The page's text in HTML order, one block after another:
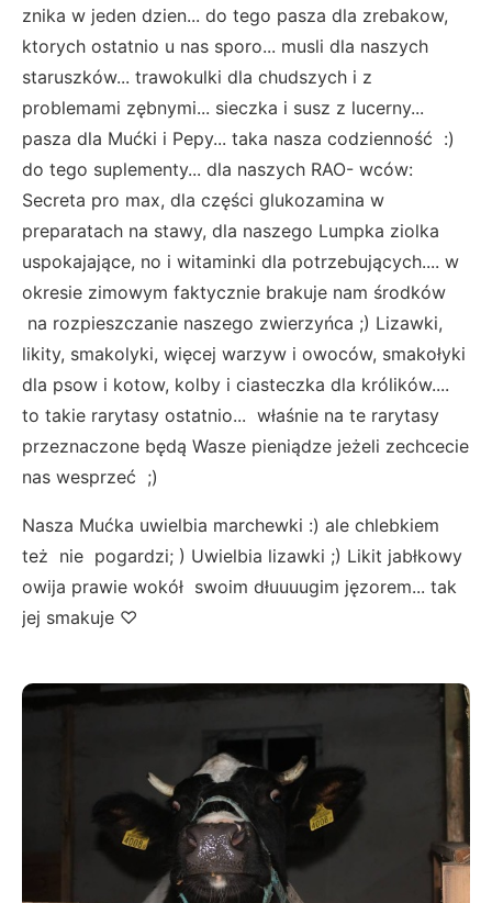
znika w jeden dzien... do tego pasza dla zrebakow,
ktorych ostatnio u nas sporo... musli dla naszych
staruszków... trawokulki dla chudszych i z
problemami zębnymi... sieczka i susz z lucerny...
pasza dla Mućki i Pepy... taka nasza codzienność :)
do tego suplementy... dla naszych RAO- wców:
Secreta pro max, dla części glukozamina w
preparatach na stawy, dla naszego Lumpka ziolka
uspokajające, no i witaminki dla potrzebujących.... w
okresie zimowym faktycznie brakuje nam środków
na rozpieszczanie naszego zwierzyńca ;) Lizawki,
likity, smakolyki, więcej warzyw i owoców, smakołyki
dla psow i kotow, kolby i ciasteczka dla królików....
to takie rarytasy ostatnio... właśnie na te rarytasy
przeznaczone będą Wasze pieniądze jeżeli zechcecie
nas wesprzeć ;)
Nasza Mućka uwielbia marchewki :) ale chlebkiem
też nie pogardzi; ) Uwielbia lizawki ;) Likit jabłkowy
owija prawie wokół swoim dłuuuugim jęzorem... tak
jej smakuje ♡